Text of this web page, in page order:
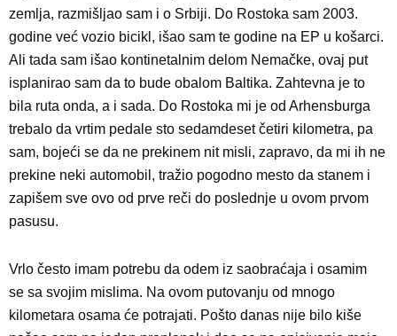
zemlja, razmišljao sam i o Srbiji. Do Rostoka sam 2003.
godine već vozio bicikl, išao sam te godine na EP u košarci.
Ali tada sam išao kontinetalnim delom Nemačke, ovaj put
isplanirao sam da to bude obalom Baltika. Zahtevna je to
bila ruta onda, a i sada. Do Rostoka mi je od Arhensburga
trebalo da vrtim pedale sto sedamdeset četiri kilometra, pa
sam, bojeći se da ne prekinem nit misli, zapravo, da mi ih ne
prekine neki automobil, tražio pogodno mesto da stanem i
zapišem sve ovo od prve reči do poslednje u ovom prvom
pasusu.
Vrlo često imam potrebu da odem iz saobraćaja i osamim
se sa svojim mislima. Na ovom putovanju od mnogo
kilometara osama će potrajati. Pošto danas nije bilo kiše